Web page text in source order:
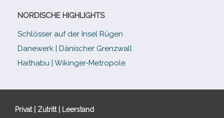
NORDISCHE HIGHLIGHTS
Schlösser auf der Insel Rügen
Danewerk | Dänischer Grenzwall
Haithabu | Wikinger-Metropole
Privat | Zutritt | Leerstand